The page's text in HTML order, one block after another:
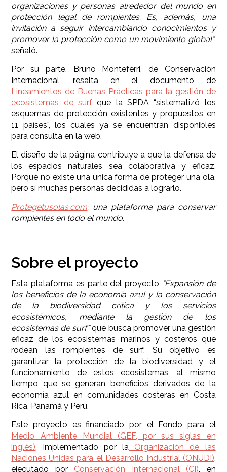
organizaciones y personas alrededor del mundo en
protección legal de rompientes. Es, además, una
invitación a seguir intercambiando conocimientos y
promover la protección como un movimiento global”,
señaló.
Por su parte, Bruno Monteferri, de Conservación
Internacional, resalta en el documento de
Lineamientos de Buenas Prácticas para la gestión de
ecosistemas de surf que la SPDA “sistematizó los
esquemas de protección existentes y propuestos en
11 países”, los cuales ya se encuentran disponibles
para consulta en la web.
El diseño de la página contribuye a que la defensa de
los espacios naturales sea colaborativa y eficaz.
Porque no existe una única forma de proteger una ola,
pero sí muchas personas decididas a lograrlo.
Protegetusolas.com: una plataforma para conservar
rompientes en todo el mundo.
Sobre el proyecto
Esta plataforma es parte del proyecto “Expansión de
los beneficios de la economía azul y la conservación
de la biodiversidad crítica y los servicios
ecosistémicos, mediante la gestión de los
ecosistemas de surf”que busca promover una gestión
eficaz de los ecosistemas marinos y costeros que
rodean las rompientes de surf. Su objetivo es
garantizar la protección de la biodiversidad y el
funcionamiento de estos ecosistemas, al mismo
tiempo que se generan beneficios derivados de la
economía azul en comunidades costeras en Costa
Rica, Panamá y Perú.
Este proyecto es financiado por el Fondo para el
Medio Ambiente Mundial (GEF, por sus siglas en
inglés), implementado por la Organización de las
Naciones Unidas para el Desarrollo Industrial (ONUDI),
ejecutado porConservación Internacional (CI), en